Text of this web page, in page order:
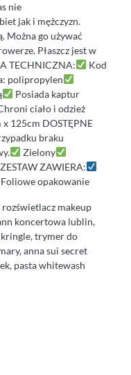
nie
jak i mężczyzn.
Można go używać
Płaszcz jest w
TECHNICZNA:
Kod
polipropylen
Posiada kaptur
ciało i odzież
125cm DOSTĘPNE
braku
Zielony
ZAWIERA:
Foliowe opakowanie
makeup
koncertowa lublin,
trymer do
anna sui secret
pasta whitewash